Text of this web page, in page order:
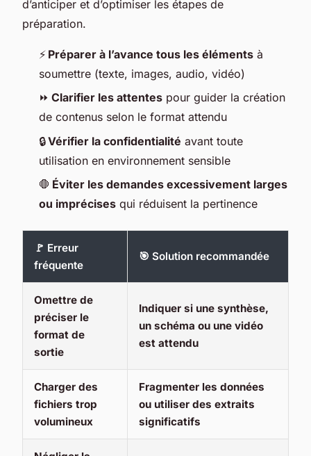
d’anticiper et d’optimiser les étapes de
préparation.
⚡ Préparer à l’avance tous les éléments à
soumettre (texte, images, audio, vidéo)
⏩ Clarifier les attentes pour guider la création
de contenus selon le format attendu
🔒Vérifier la confidentialité avant toute
utilisation en environnement sensible
🛑 Éviter les demandes excessivement larges
ou imprécises qui réduisent la pertinence
🚩 Erreur
fréquente
🎯 Solution recommandée
Omettre de
préciser le
format de
sortie
Indiquer si une synthèse,
un schéma ou une vidéo
est attendu
Charger des
fichiers trop
volumineux
Fragmenter les données
ou utiliser des extraits
significatifs